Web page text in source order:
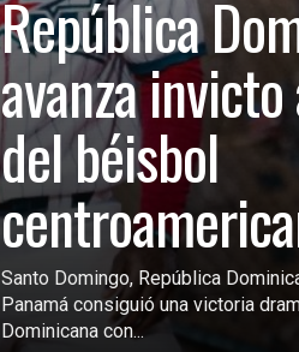
República
avanza
del béisbol
Santo Domingo, República
Panamá consiguió una victoria
Dominicana con...